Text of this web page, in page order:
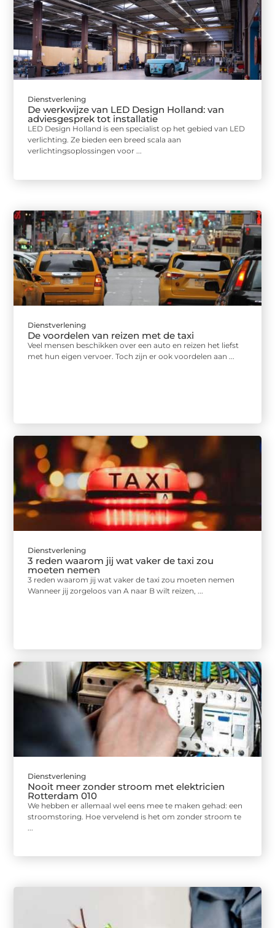
Dienstverlening
De werkwijze van LED Design Holland: van
adviesgesprek tot installatie
LED Design Holland is een specialist op het gebied van LED
verlichting. Ze bieden een breed scala aan
verlichtingsoplossingen voor ...
Dienstverlening
De voordelen van reizen met de taxi
Veel mensen beschikken over een auto en reizen het liefst
met hun eigen vervoer. Toch zijn er ook voordelen aan ...
Dienstverlening
3 reden waarom jij wat vaker de taxi zou
moeten nemen
3 reden waarom jij wat vaker de taxi zou moeten nemen
Wanneer jij zorgeloos van A naar B wilt reizen, ...
Dienstverlening
Nooit meer zonder stroom met elektricien
Rotterdam 010
We hebben er allemaal wel eens mee te maken gehad: een
stroomstoring. Hoe vervelend is het om zonder stroom te